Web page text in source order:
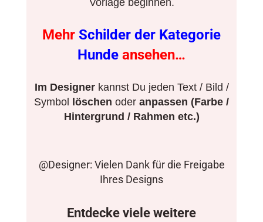
Mehr Schilder der Kategorie
Hunde ansehen…
Im Designerkannst Du jeden Text / Bild /
Symbol löschen oder anpassen (Farbe /
Hintergrund / Rahmen etc.)
@Designer: Vielen Dank für die Freigabe
Ihres Designs
Entdecke viele weitere